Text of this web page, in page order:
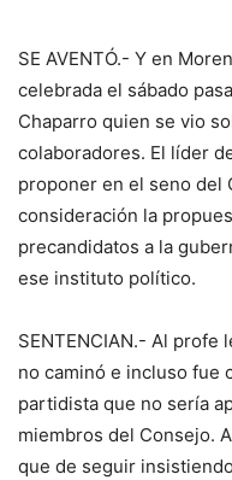
SE AVENTÓ.- Y en
celebrada el sábado
Chaparro quien se vio
colaboradores. El líder
proponer en el seno del
consideración la
precandidatos a la
ese instituto político.
SENTENCIAN.- Al
no caminó e incluso fue
partidista que no sería
miembros del Consejo.
que de seguir